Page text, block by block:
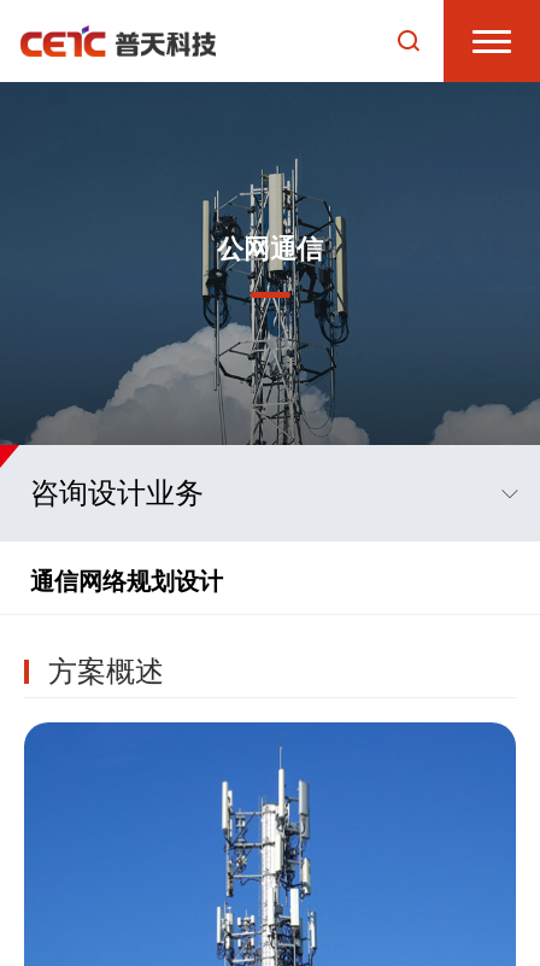
公网通信
咨询设计业务
通信网络规划设计
方案概述